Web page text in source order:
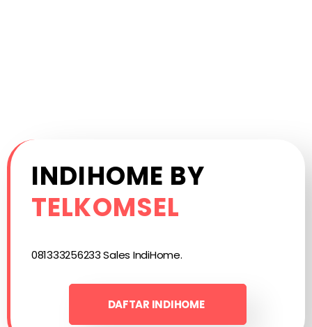
INDIHOME BY
TELKOMSEL
081333256233 Sales IndiHome.
DAFTAR INDIHOME